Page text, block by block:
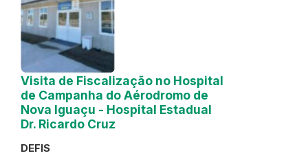
Visita de Fiscalização no Hospital
de Campanha do Aérodromo de
Nova Iguaçu - Hospital Estadual
Dr. Ricardo Cruz
DEFIS